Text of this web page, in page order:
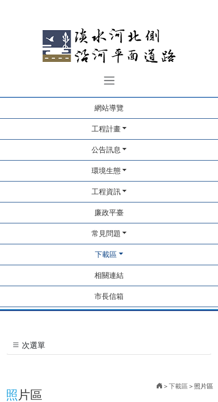
網站導覽
工程計畫
公告訊息
環境生態
工程資訊
廉政平臺
常見問題
下載區
相關連結
市長信箱
次選單
下載區 照片區
照片區